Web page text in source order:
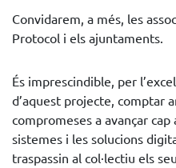
Convidarem, a més, les
Protocol i els ajuntaments.
És imprescindible, per
d’aquest projecte, comptar
compromeses a avançar
sistemes i les solucions
traspassin al col·lectiu els